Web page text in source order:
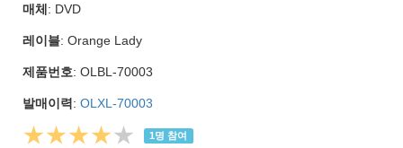
매체 : DVD
레이블: Orange Lady
제품번호: OLBL-70003
발매이력 : OLXL-70003
★★★★★ 1명 참여